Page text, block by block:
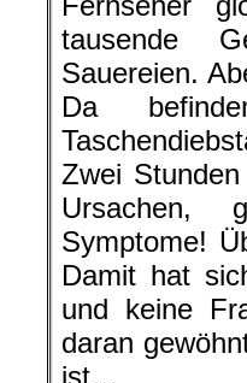
tausende
Sauereien.
Da
Zwei
Ursachen,
Symptome!
Damit hat
und keine
daran